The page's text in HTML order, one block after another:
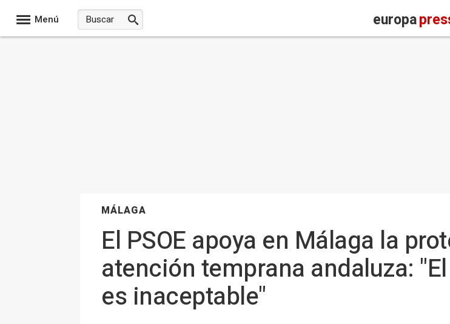
Menú europa
MÁLAGA
El PSOE apoya en Málaga la
atención temprana andaluza:
es inaceptable"